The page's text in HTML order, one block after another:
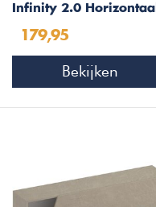
Infinity 2.0 Horizontaal
Afgeschuind
179,95
Bekijken